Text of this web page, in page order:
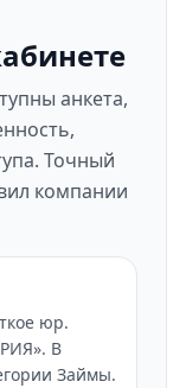
анкета,
Точный
компании
юр.
В
Займы.